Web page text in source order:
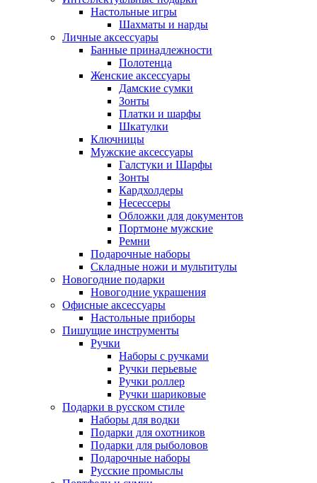
Настольные игры
Шахматы и нарды
Личные аксессуары
Банные принадлежности
Полотенца
Женские аксессуары
Дамские сумки
Зонты
Платки и шарфы
Шкатулки
Ключницы
Мужские аксессуары
Галстуки и Шарфы
Зонты
Кардхолдеры
Несессеры
Обложки для документов
Портмоне мужские
Ремни
Подарочные наборы
Складные ножи и мультитулы
Новогодние подарки
Новогодние украшения
Офисные аксессуары
Настольные приборы
Пишущие инструменты
Ручки
Наборы с ручками
Ручки перьевые
Ручки роллер
Ручки шариковые
Подарки в русском стиле
Наборы для водки
Подарки для охотников
Подарки для рыболовов
Подарочные наборы
Русские промыслы